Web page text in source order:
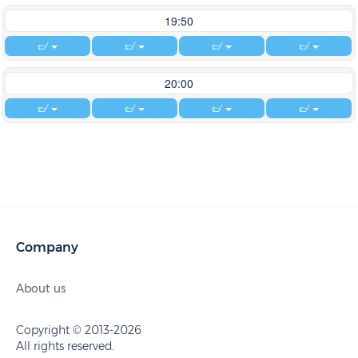
19:50
20:00
Company
About us
Copyright © 2013-2026
All rights reserved.